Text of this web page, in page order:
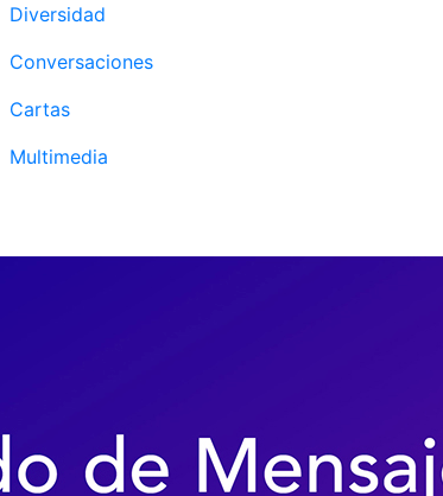
Diversidad
Conversaciones
Cartas
Multimedia